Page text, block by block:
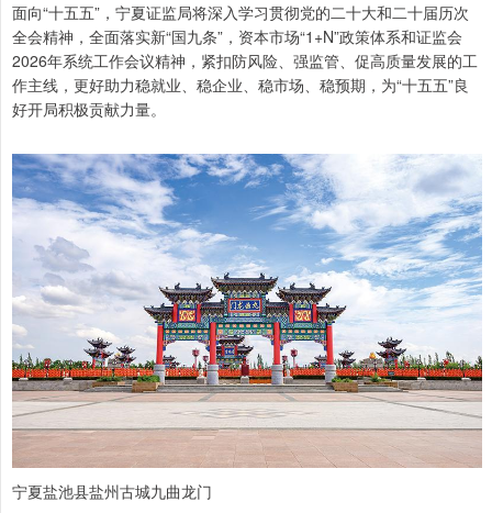
面向“十五五”，宁夏证监局将深入学习贯彻党的二十大和二十届历次
全会精神，全面落实新“国九条”，资本市场“1+N”政策体系和证监会
2026年系统工作会议精神，紧扣防风险、强监管、促高质量发展的工
作主线，更好助力稳就业、稳企业、稳市场、稳预期，为“十五五”良
好开局积极贡献力量。
宁夏盐池县盐州古城九曲龙门